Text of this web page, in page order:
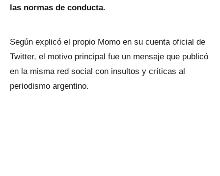
las normas de conducta.
Según explicó el propio Momo en su cuenta oficial de
Twitter, el motivo principal fue un mensaje que publicó
en la misma red social con insultos y críticas al
periodismo argentino.